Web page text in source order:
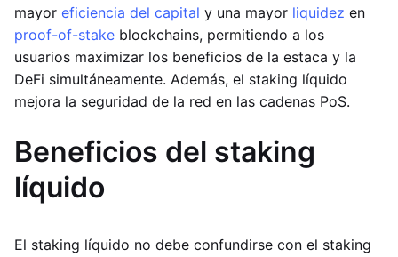
mayor eficiencia del capital y una mayor liquidez en
proof-of-stake blockchains, permitiendo a los
usuarios maximizar los beneficios de la estaca y la
DeFi simultáneamente. Además, el staking líquido
mejora la seguridad de la red en las cadenas PoS.
Beneficios del staking
líquido
El staking líquido no debe confundirse con el staking